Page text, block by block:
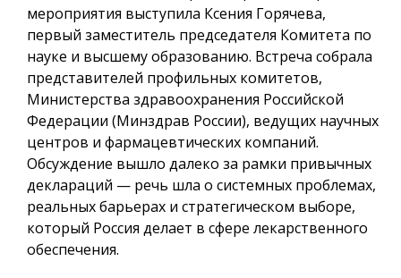
мероприятия выступила Ксения Горячева,
первый заместитель председателя Комитета по
науке и высшему образованию. Встреча собрала
представителей профильных комитетов,
Министерства здравоохранения Российской
Федерации (Минздрав России), ведущих научных
центров и фармацевтических компаний.
Обсуждение вышло далеко за рамки привычных
деклараций — речь шла о системных проблемах,
реальных барьерах и стратегическом выборе,
который Россия делает в сфере лекарственного
обеспечения.